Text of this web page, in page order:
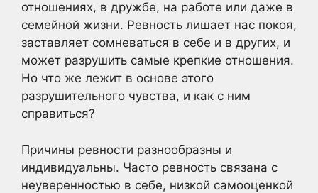
отношениях, в дружбе, на работе или даже в
семейной жизни. Ревность лишает нас покоя,
заставляет сомневаться в себе и в других, и
может разрушить самые крепкие отношения.
Но что же лежит в основе этого
разрушительного чувства, и как с ним
справиться?
Причины ревности разнообразны и
индивидуальны. Часто ревность связана с
неуверенностью в себе, низкой самооценкой